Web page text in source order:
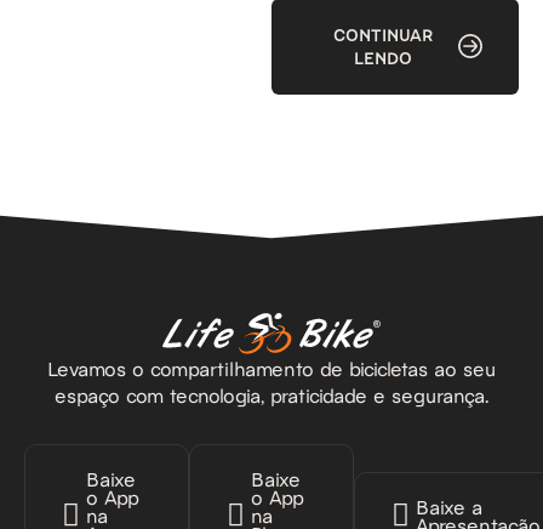
CONTINUAR
LENDO
Levamos o compartilhamento de bicicletas ao seu
espaço com tecnologia, praticidade e segurança.
Baixe
o App
na
Baixe
o App
na Baixe a
Apresentação